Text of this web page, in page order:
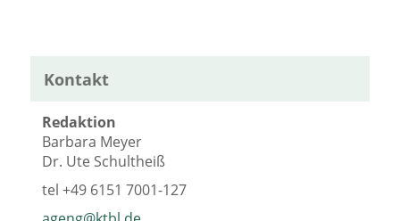
Kontakt
Redaktion
Barbara Meyer
Dr. Ute Schultheiß
tel+49 6151 7001-127